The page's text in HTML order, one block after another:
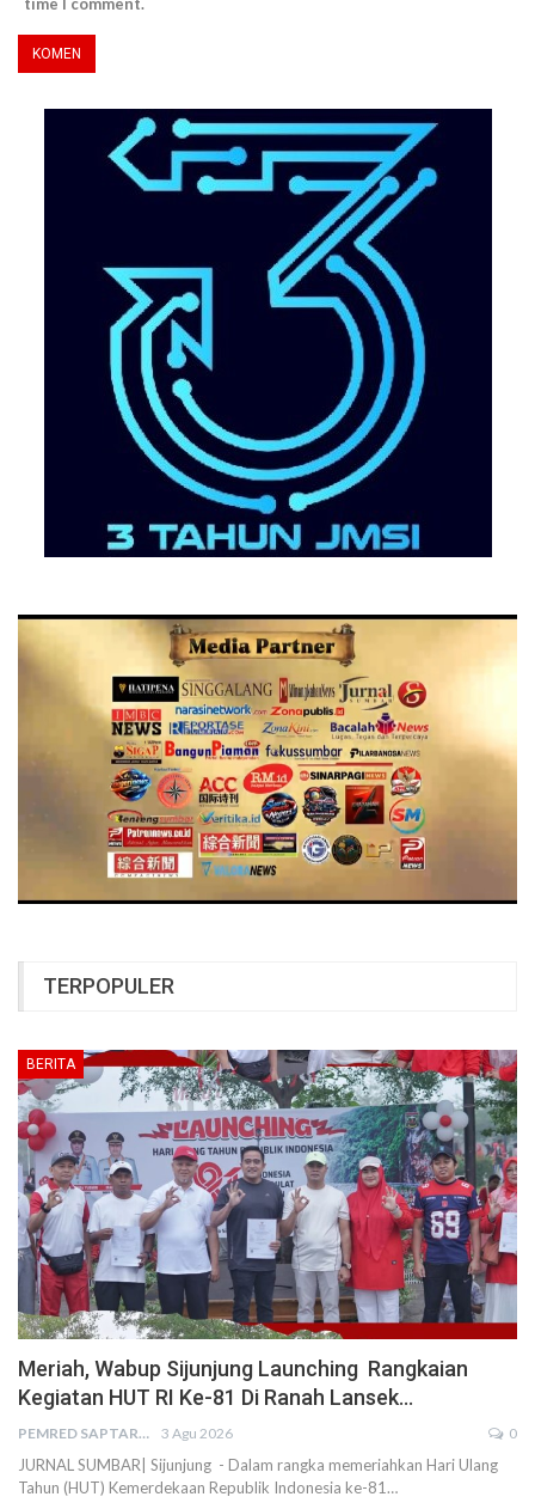
time I comment.
TERPOPULER
BERITA
Meriah, Wabup Sijunjung Launching Rangkaian
Kegiatan HUT RI Ke-81 Di Ranah Lansek…
PEMRED SAPTARIUS 3 Agu 2026 0
JURNAL SUMBAR| Sijunjung - Dalam rangka memeriahkan Hari Ulang
Tahun (HUT) Kemerdekaan Republik Indonesia ke-81…